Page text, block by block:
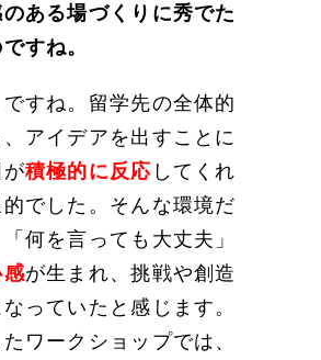
ある場づくりに秀でた
すね。
すね。留学先の全体的
アイデアを出すことに
積極的に反応 してくれ
でした。そんな環境だ
何を言っても大丈夫」
が生まれ、挑戦や創造
っていたと感じます。
ワークショップでは、